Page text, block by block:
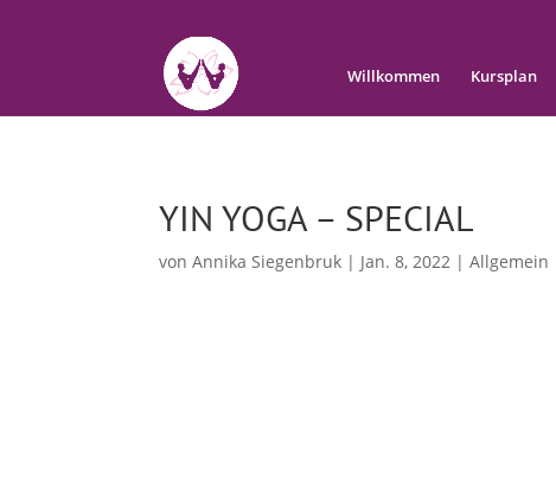
Willkommen Kursplan
YIN YOGA – SPECIAL
vonAnnika Siegenbruk | Jan. 8, 2022 |Allgemein